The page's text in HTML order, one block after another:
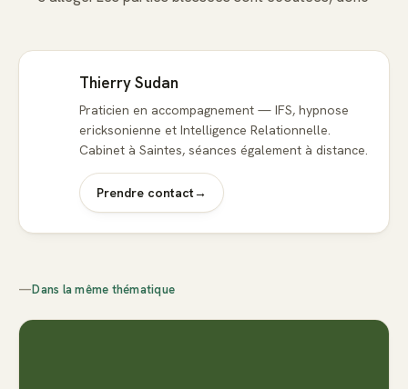
Thierry Sudan
Praticien en accompagnement — IFS, hypnose
ericksonienne et Intelligence Relationnelle.
Cabinet à Saintes, séances également à distance.
Prendre contact→
—Dans la même thématique